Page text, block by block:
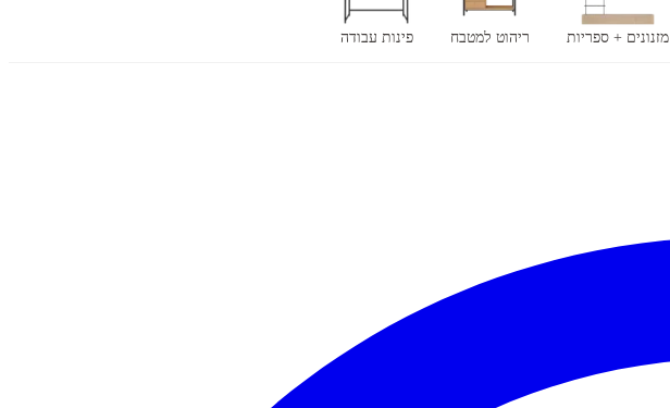
מזנונים + ספריות ריהוט למטבח פינות עבודה